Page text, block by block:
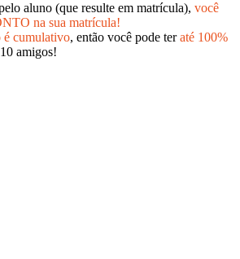
aluno (que resulte em matrícula), você
na sua matrícula!
é cumulativo, então você pode teraté 100%
amigos!